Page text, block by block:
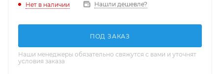
Нет в наличии Нашли дешевле?
ПОД ЗАКАЗ
Наши менеджеры обязательно свяжутся с вами и уточнят
условия заказа